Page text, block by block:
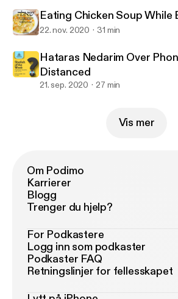
Eating Chicken Soup While
22. nov. 2020 31 min
Hataras Nedarim Over
Distanced
21. sep. 2020 27 min
Vis mer
Om Podimo
Karrierer
Blogg
Trenger du hjelp?
For Podkastere
Logg inn som podkaster
Podkaster FAQ
Retningslinjer for fellesskapet